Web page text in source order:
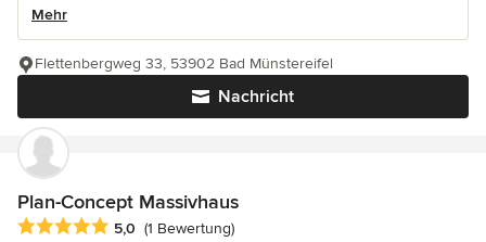
Mehr
Nachricht
Flettenbergweg 33, 53902 Bad Münstereifel
Plan-Concept Massivhaus
Durchschnittliche Bewertung: 5 von 5 Sternen
5,0 (1 Bewertung)